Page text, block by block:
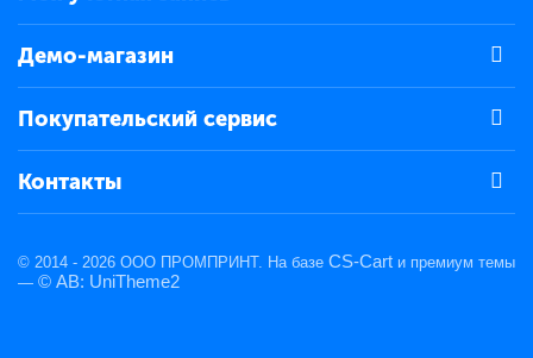
Демо-магазин
Покупательский сервис
Контакты
© 2014 - 2026 ООО ПРОМПРИНТ. На базе CS-Cart и премиум темы
— © AB: UniTheme2